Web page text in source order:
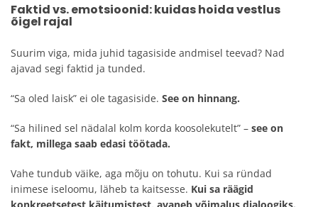
Faktid vs. emotsioonid: kuidas hoida vestlus
õigel rajal
Suurim viga, mida juhid tagasiside andmisel teevad? Nad
ajavad segi faktid ja tunded.
“Sa oled laisk” ei ole tagasiside. See on hinnang.
“Sa hilined sel nädalal kolm korda koosolekutelt” – see on
fakt, millega saab edasi töötada.
Vahe tundub väike, aga mõju on tohutu. Kui sa ründad
inimese iseloomu, läheb ta kaitsesse. Kui sa räägid